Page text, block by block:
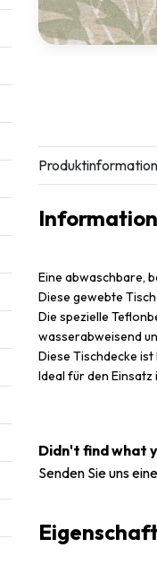
Produktinformation
Eine abwaschbare,
Diese gewebte
Die spezielle
wasserabweisend
Diese Tischdecke
Ideal für den
Didn't find what
Senden Sie uns eine